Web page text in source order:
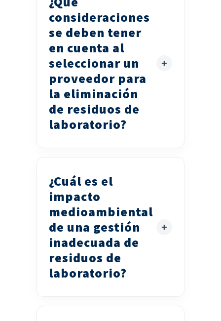
consideraciones
se deben tener
en cuenta al
seleccionar un
proveedor para
la eliminación
de residuos de
laboratorio?
¿Cuál es el
impacto
medioambiental
de una gestión
inadecuada de
residuos de
laboratorio?